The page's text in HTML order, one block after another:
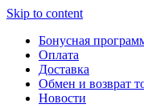
Skip to content
Бонусная
Оплата
Доставка
Обмен и возврат
Новости